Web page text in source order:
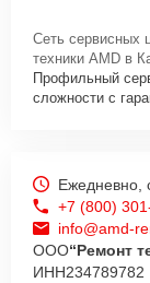
Сеть сервисных
техники AMD в
Профильный
сложности с
Ежедневно,
+7 (800)
info@amd-
ООО“Ремонт
ИНН234789782